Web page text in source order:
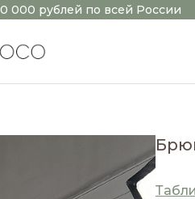
000 рублей по всей России